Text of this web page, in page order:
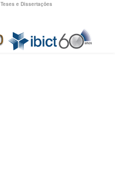
e Dissertações